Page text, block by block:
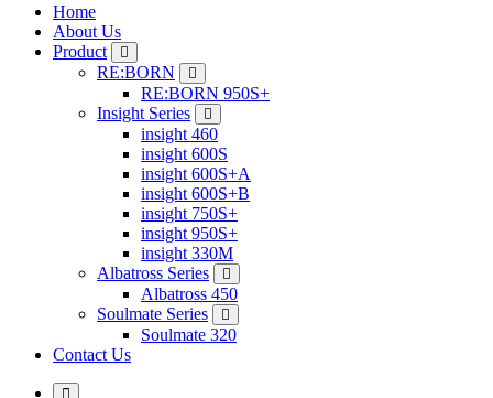
Home
About Us
Product
RE:BORN
RE:BORN 950S+
Insight Series
insight 460
insight 600S
insight 600S+A
insight 600S+B
insight 750S+
insight 950S+
insight 330M
Albatross Series
Albatross 450
Soulmate Series
Soulmate 320
Contact Us